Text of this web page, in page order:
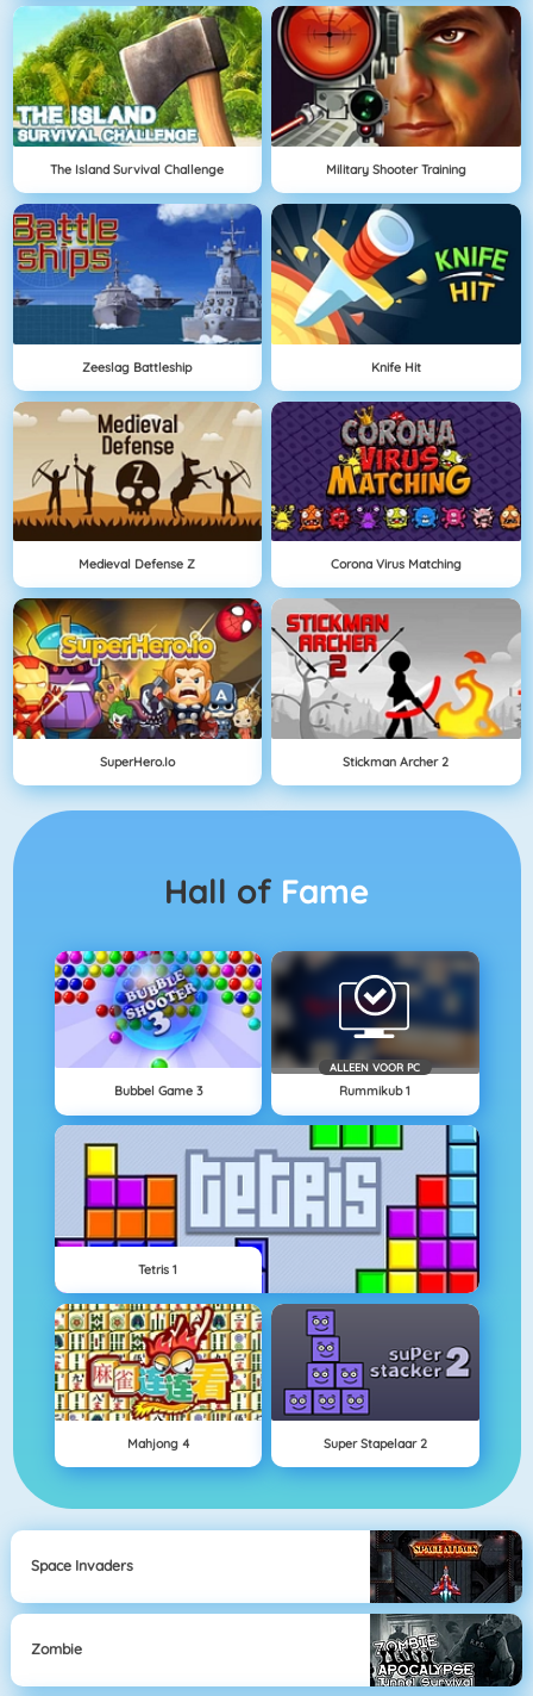
The Island Survival Challenge Military Shooter Training
Zeeslag Battleship Knife Hit
Medieval Defense Z Corona Virus Matching
SuperHero.io Stickman Archer 2
Hall of Fame
Bubbel Game 3
ALLEEN VOOR PC
Rummikub 1
Tetris 1
Mahjong 4 Super Stapelaar 2
Space Invaders
Zombie